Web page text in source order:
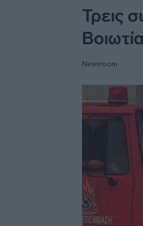
Τρεις
Βοιωτία
Newsroom